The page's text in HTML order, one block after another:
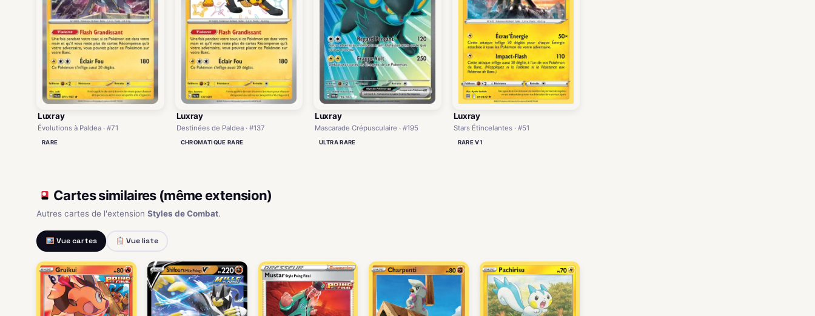
Luxray
Évolutions à Paldea · #71
RARE
Luxray
Destinées de Paldea · #137
CHROMATIQUE RARE
Luxray
Mascarade Crépusculaire · #195
ULTRA RARE
Luxray
Stars Étincelantes · #51
RARE V1
Cartes similaires (même extension)
Autres cartes de l'extension Styles de Combat.
Vue cartes Vue liste